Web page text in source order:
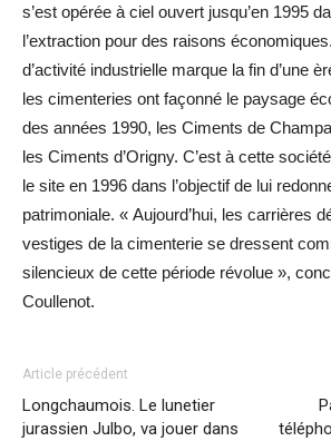
s’est opérée à ciel ouvert jusqu’en 1995
l’extraction pour des raisons
d’activité industrielle marque la fin d’une
les cimenteries ont façonné le paysage
des années 1990, les Ciments de
les Ciments d’Origny. C’est à cette
le site en 1996 dans l’objectif de lui
patrimoniale. « Aujourd’hui, les carrières
vestiges de la cimenterie se dressent
silencieux de cette période révolue »,
Coullenot.
Article précédent
Longchaumois. Le lunetier
jurassien Julbo, va jouer dans